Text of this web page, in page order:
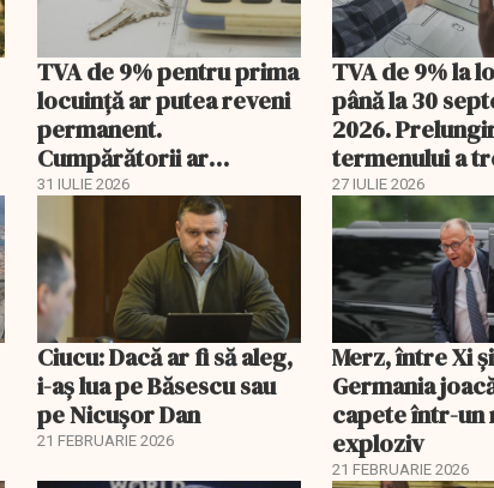
TVA de 9% pentru prima
locuință ar putea reveni
permanent.
Cumpărătorii ar
economisi zeci de mii de
31 IULIE 2026
TVA de 9% la
până la 30
2026.
termenului a
comisia din
27 IULIE 2026
Ciucu: Dacă ar fi să aleg,
i-aș lua pe Băsescu sau
pe Nicușor Dan
21 FEBRUARIE 2026
Merz, între Xi
Germania
capete într-un
exploziv
21 FEBRUARIE 2026